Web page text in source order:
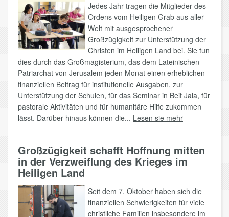
Jedes Jahr tragen die Mitglieder des
Ordens vom Heiligen Grab aus aller
Welt mit ausgesprochener
Großzügigkeit zur Unterstützung der
Christen im Heiligen Land bei. Sie tun
dies durch das Großmagisterium, das dem Lateinischen
Patriarchat von Jerusalem jeden Monat einen erheblichen
finanziellen Beitrag für institutionelle Ausgaben, zur
Unterstützung der Schulen, für das Seminar in Beit Jala, für
pastorale Aktivitäten und für humanitäre Hilfe zukommen
lässt. Darüber hinaus können die... Lesen sie mehr
Großzügigkeit schafft Hoffnung mitten
in der Verzweiflung des Krieges im
Heiligen Land
Seit dem 7. Oktober haben sich die
finanziellen Schwierigkeiten für viele
christliche Familien insbesondere im